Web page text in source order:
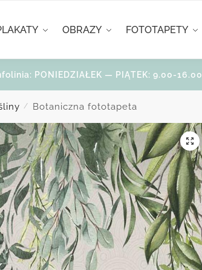
OBRAZY FOTOTAPETY
PONIEDZIAŁEK — PIĄTEK: 9.00-16.00
/ Botaniczna fototapeta